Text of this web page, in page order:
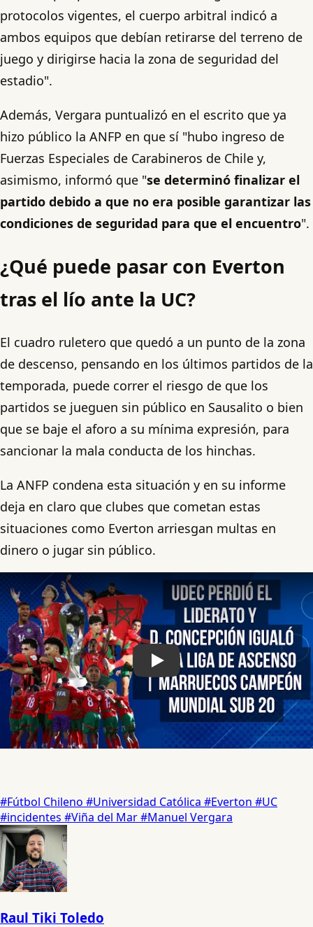
protocolos vigentes, el cuerpo arbitral indicó a
ambos equipos que debían retirarse del terreno de
juego y dirigirse hacia la zona de seguridad del
estadio".
Además, Vergara puntualizó en el escrito que ya
hizo público la ANFP en que sí "hubo ingreso de
Fuerzas Especiales de Carabineros de Chile y,
asimismo, informó que "se determinó finalizar el
partido debido a que no era posible garantizar las
condiciones de seguridad para que el encuentro".
¿Qué puede pasar con Everton
tras el lío ante la UC?
El cuadro ruletero que quedó a un punto de la zona
de descenso, pensando en los últimos partidos de la
temporada, puede correr el riesgo de que los
partidos se jueguen sin público en Sausalito o bien
que se baje el aforo a su mínima expresión, para
sancionar la mala conducta de los hinchas.
La ANFP condena esta situación y en su informe
deja en claro que clubes que cometan estas
situaciones como Everton arriesgan multas en
dinero o jugar sin público.
#Fútbol Chileno #Universidad Católica #Everton #UC
#incidentes #Viña del Mar#Manuel Vergara
Raul Tiki Toledo